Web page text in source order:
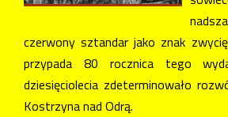
czerwony sztandar jako znak
przypada 80 rocznica tego
dziesięciolecia zdeterminowało
Kostrzyna nad Odrą.